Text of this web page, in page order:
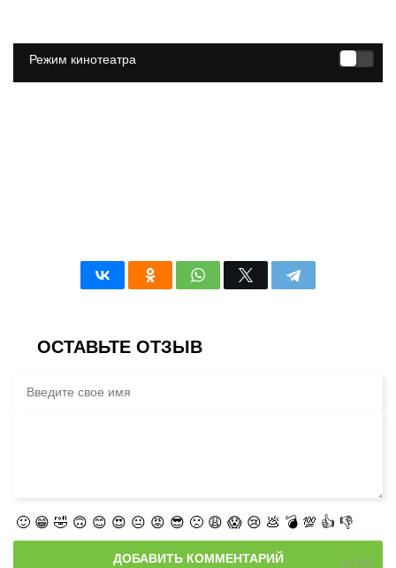
ОСТАВЬТЕ ОТЗЫВ
🙂 😁 🤣 🙃 😊 😍 😐 😡 😎 🙁 😩 😱 😢 💩 💣 💯 👍 👎
ДОБАВИТЬ КОММЕНТАРИЙ